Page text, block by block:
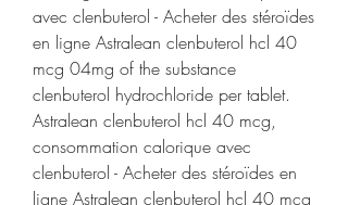
avec clenbuterol - Acheter des stéroïdes
en ligne Astralean clenbuterol hcl 40
mcg 04mg of the substance
clenbuterol hydrochloride per tablet.
Astralean clenbuterol hcl 40 mcg,
consommation calorique avec
clenbuterol - Acheter des stéroïdes en
ligne Astralean clenbuterol hcl 40 mcg